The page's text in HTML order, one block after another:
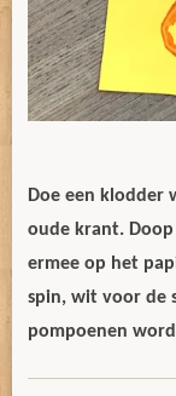
Doe een klodder
oude krant.
ermee op het
spin, wit voor de
pompoenen